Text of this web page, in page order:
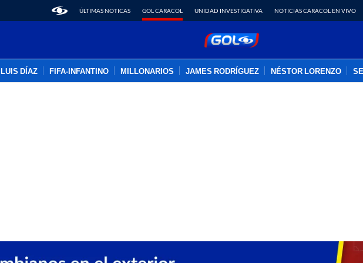
ÚLTIMAS NOTICAS GOL CARACOL UNIDAD INVESTIGATIVA NOTICIAS CARACOL EN VIVO
LUIS DÍAZ FIFA-INFANTINO MILLONARIOS JAMES RODRÍGUEZ NÉSTOR LORENZO